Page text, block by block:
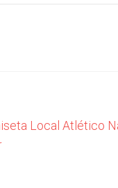
Local Atlético